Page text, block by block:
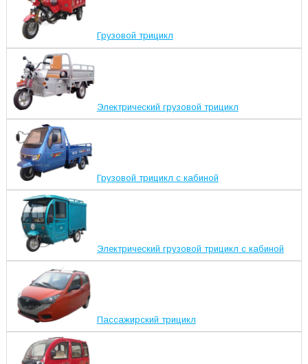
Грузовой трицикл
Электрический грузовой трицикл
Грузовой трицикл с кабиной
Электрический грузовой трицикл с кабиной
Пассажирский трицикл